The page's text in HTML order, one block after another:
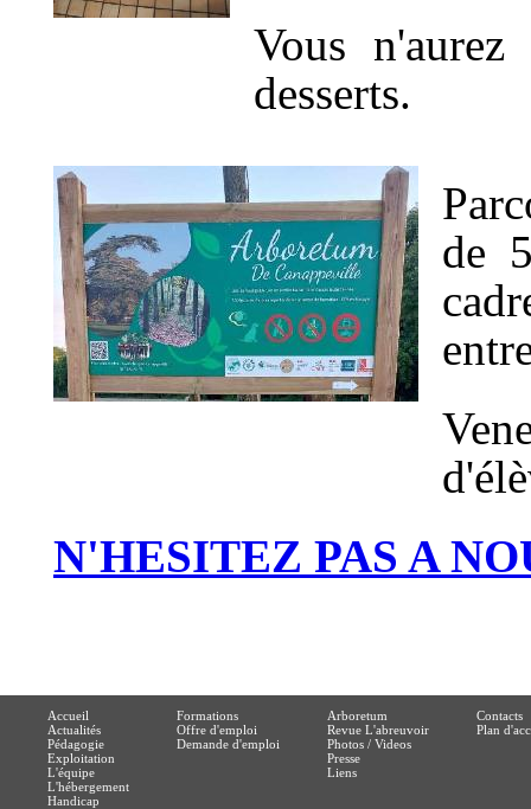
Vous
desserts.
de
N'HESITEZ PAS A
Accueil
Actualités
Pédagogie
Exploitation
L'équipe
L'hébergement
Handicap
Formations
Offre d'emploi
Demande d'emploi
Arboretum
Revue L'abreuvoir
Photos / Videos
Presse
Liens
Contacts
Plan